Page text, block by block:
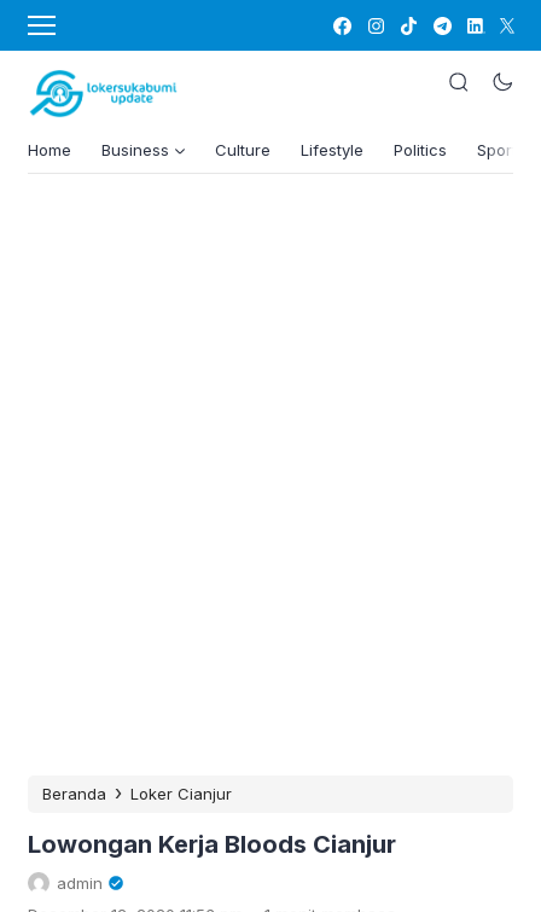
Home Business Culture Lifestyle Politics Sports
Beranda › Loker Cianjur
Lowongan Kerja Bloods Cianjur
admin